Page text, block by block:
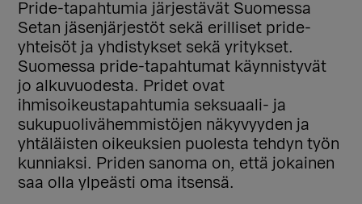
Pride-tapahtumia järjestävät Suomessa
Setan jäsenjärjestöt sekä erilliset pride-
yhteisöt ja yhdistykset sekä yritykset.
Suomessa pride-tapahtumat käynnistyvät
jo alkuvuodesta. Pridet ovat
ihmisoikeustapahtumia seksuaali- ja
sukupuolivähemmistöjen näkyvyyden ja
yhtäläisten oikeuksien puolesta tehdyn työn
kunniaksi. Priden sanoma on, että jokainen
saa olla ylpeästi oma itsensä.